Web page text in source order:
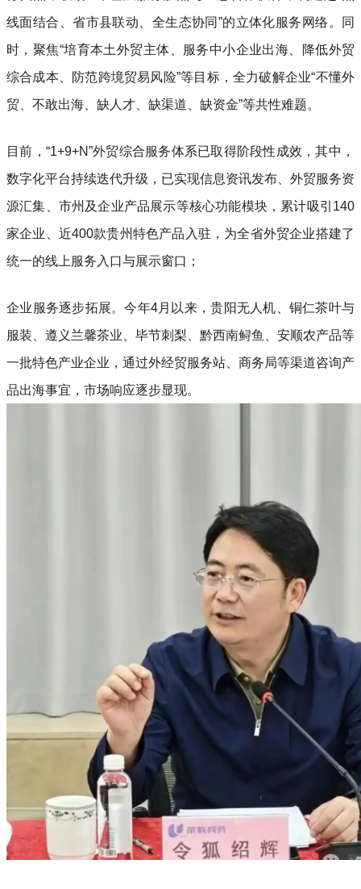
线面结合、省市县联动、全生态协同”的立体化服务网络。同
时，聚焦“培育本土外贸主体、服务中小企业出海、降低外贸
综合成本、防范跨境贸易风险”等目标，全力破解企业“不懂外
贸、不敢出海、缺人才、缺渠道、缺资金”等共性难题。
目前，“1+9+N”外贸综合服务体系已取得阶段性成效，其中，
数字化平台持续迭代升级，已实现信息资讯发布、外贸服务资
源汇集、市州及企业产品展示等核心功能模块，累计吸引140
家企业、近400款贵州特色产品入驻，为全省外贸企业搭建了
统一的线上服务入口与展示窗口；
企业服务逐步拓展。今年4月以来，贵阳无人机、铜仁茶叶与
服装、遵义兰馨茶业、毕节刺梨、黔西南鲟鱼、安顺农产品等
一批特色产业企业，通过外经贸服务站、商务局等渠道咨询产
品出海事宜，市场响应逐步显现。